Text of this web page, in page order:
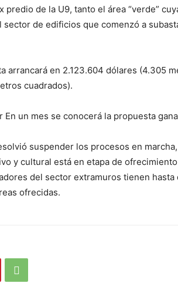
predio de la U9, tanto el área “verde”
sector de edificios que comenzó a
arrancará en 2.123.604 dólares (4.305
cuadrados).
En un mes se conocerá la propuesta
suspender los procesos en
y cultural está en etapa de
del sector extramuros tienen
ofrecidas.